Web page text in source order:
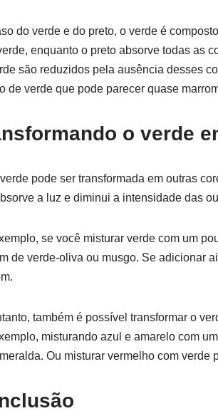
do verde e do preto, o verde é
enquanto o preto absorve todas as
são reduzidos pela ausência desses
de verde que pode parecer quase
o verde
pode ser transformada em outras
a luz e diminui a intensidade das
se você misturar verde com um
de verde-oliva ou musgo. Se adicionar
também é possível transformar o
misturando azul e amarelo com
Ou misturar vermelho com verde